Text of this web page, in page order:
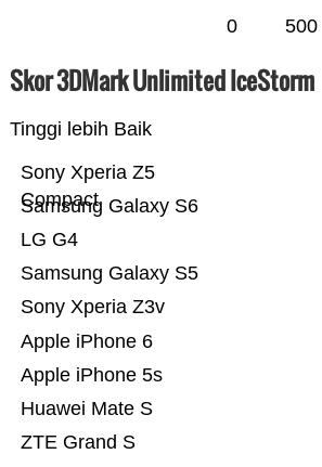
0 500
Skor 3DMark Unlimited IceStorm
Tinggi lebih Baik
ZTE Grand S
Huawei Mate S
Apple iPhone 5s
Apple iPhone 6
Sony Xperia Z3v
Samsung Galaxy S5
LG G4
Samsung Galaxy S6
Sony Xperia Z5
Compact